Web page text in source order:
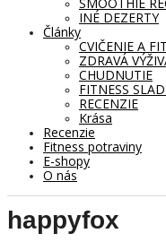
INÉ DEZERTY
Články
CVIČENIE A
ZDRAVÁ
CHUDNUTIE
FITNESS
RECENZIE
Krása
Recenzie
Fitness potraviny
E-shopy
O nás
happyfox